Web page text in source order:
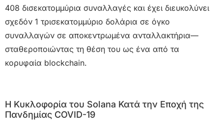
408 δισεκατομμύρια συναλλαγές και έχει διευκολύνει
σχεδόν 1 τρισεκατομμύριο δολάρια σε όγκο
συναλλαγών σε αποκεντρωμένα ανταλλακτήρια—
σταθεροποιώντας τη θέση του ως ένα από τα
κορυφαία blockchain.
Η Κυκλοφορία του Solana Κατά την Εποχή της
Πανδημίας COVID-19